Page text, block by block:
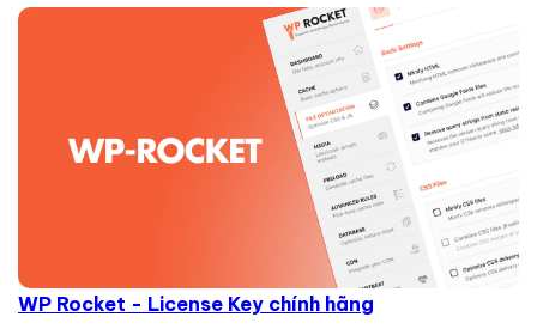
WP Rocket - License Key chính hãng